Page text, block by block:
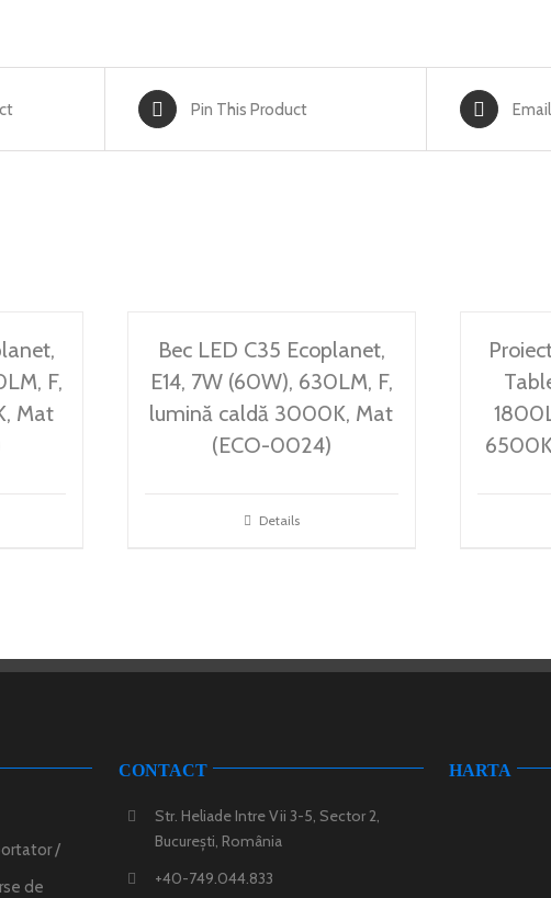
Pin This Product
F,
Mat
Bec LED C35 Ecoplanet,
E14, 7W (60W), 630LM, F,
lumină caldă 3000K, Mat
(ECO-0024)
Details
/
de
CONTACT
Str. Heliade Intre Vii 3-5, Sector 2,
București, România
+40-749.044.833
HARTA